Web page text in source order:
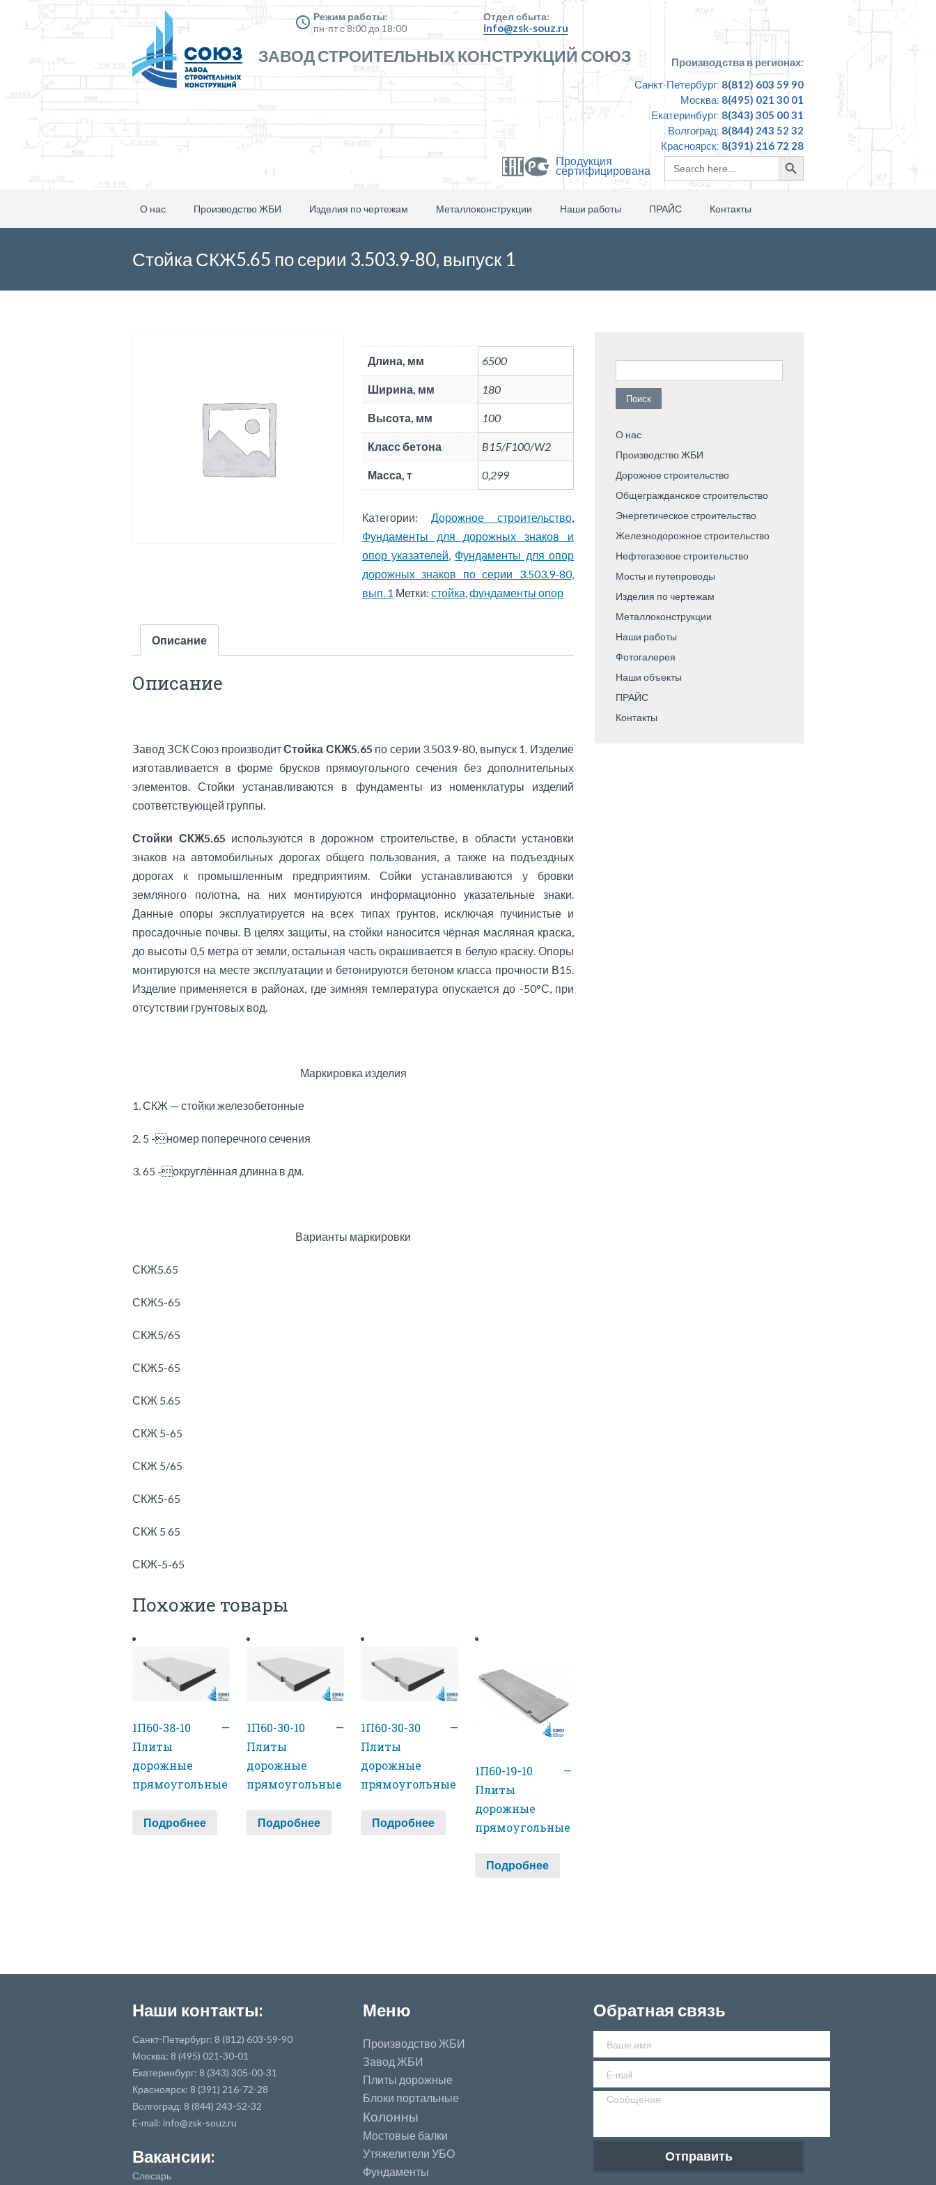
Режим работы:
пн-пт с 8:00 до 18:00
Отдел сбыта:
info@zsk-souz.ru
ЗАВОД СТРОИТЕЛЬНЫХ КОНСТРУКЦИЙ СОЮЗ
Производства в регионах:
Санкт-Петербург: 8(812) 603 59 90
Москва: 8(495) 021 30 01
Екатеринбург: 8(343) 305 00 31
Волгоград: 8(844) 243 52 32
Красноярск: 8(391) 216 72 28
Продукция
сертифицирована
Search
for:
Search
Button
О нас Производство ЖБИ Изделия по чертежам Металлоконструкции Наши работы ПРАЙС Контакты
Стойка СКЖ5.65 по серии 3.503.9-80, выпуск 1
Длина, мм 6500
Ширина, мм 180
Высота, мм 100
Класс бетона B15/F100/W2
Масса, т 0,299
Категории: Дорожное строительство,
Фундаменты для дорожных знаков и
опор указателей, Фундаменты для опор
дорожных знаков по серии 3.503.9-80,
вып. 1 Метки: стойка,фундаменты опор
Описание
Описание
Завод ЗСК Союз производитСтойка СКЖ5.65 по серии 3.503.9-80, выпуск 1. Изделие
изготавливается в форме брусков прямоугольного сечения без дополнительных
элементов. Стойки устанавливаются в фундаменты из номенклатуры изделий
соответствующей группы.
Стойки СКЖ5.65 используются в дорожном строительстве, в области установки
знаков на автомобильных дорогах общего пользования, а также на подъездных
дорогах к промышленным предприятиям. Сойки устанавливаются у бровки
земляного полотна, на них монтируются информационно указательные знаки.
Данные опоры эксплуатируется на всех типах грунтов, исключая пучинистые и
просадочные почвы. В целях защиты, на стойки наносится чёрная масляная краска,
до высоты 0,5 метра от земли, остальная часть окрашивается в белую краску. Опоры
монтируются на месте эксплуатации и бетонируются бетоном класса прочности В15.
Изделие применяется в районах, где зимняя температура опускается до -50°С, при
отсутствии грунтовых вод.
Маркировка изделия
1. СКЖ — стойки железобетонные
2. 5 -номер поперечного сечения
3. 65 -округлённая длинна в дм.
Варианты маркировки
СКЖ5.65
СКЖ5-65
СКЖ5/65
СКЖ5-65
СКЖ 5.65
СКЖ 5-65
СКЖ 5/65
СКЖ5-65
СКЖ 5 65
СКЖ-5-65
Похожие товары
1П60-38-10 —
Плиты
дорожные
прямоугольные
Подробнее
1П60-30-10 —
Плиты
дорожные
прямоугольные
Подробнее
1П60-30-30 —
Плиты
дорожные
прямоугольные
Подробнее
1П60-19-10 —
Плиты
дорожные
прямоугольные
Подробнее
Найти:
О нас
Производство ЖБИ
Дорожное строительство
Общегражданское строительство
Энергетическое строительство
Железнодорожное строительство
Нефтегазовое строительство
Мосты и путепроводы
Изделия по чертежам
Металлоконструкции
Наши работы
Фотогалерея
Наши объекты
ПРАЙС
Контакты
Наши контакты:
Санкт-Петербург: 8 (812) 603-59-90
Москва: 8 (495) 021-30-01
Екатеринбург: 8 (343) 305-00-31
Красноярск: 8 (391) 216-72-28
Волгоград: 8 (844) 243-52-32
E-mail: info@zsk-souz.ru
Вакансии:
Слесарь
Меню
Производство ЖБИ
Завод ЖБИ
Плиты дорожные
Блоки портальные
Колонны
Мостовые балки
Утяжелители УБО
Фундаменты
Обратная связь